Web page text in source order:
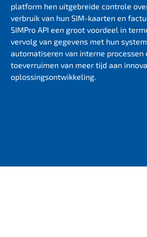
platform hen uitgebreide controle
verbruik van hun SIM-kaarten en
SIMPro API een groot voordeel in
vervolg van gegevens met hun
automatiseren van interne processen
toeverruimen van meer tijd aan
oplossingsontwikkeling.